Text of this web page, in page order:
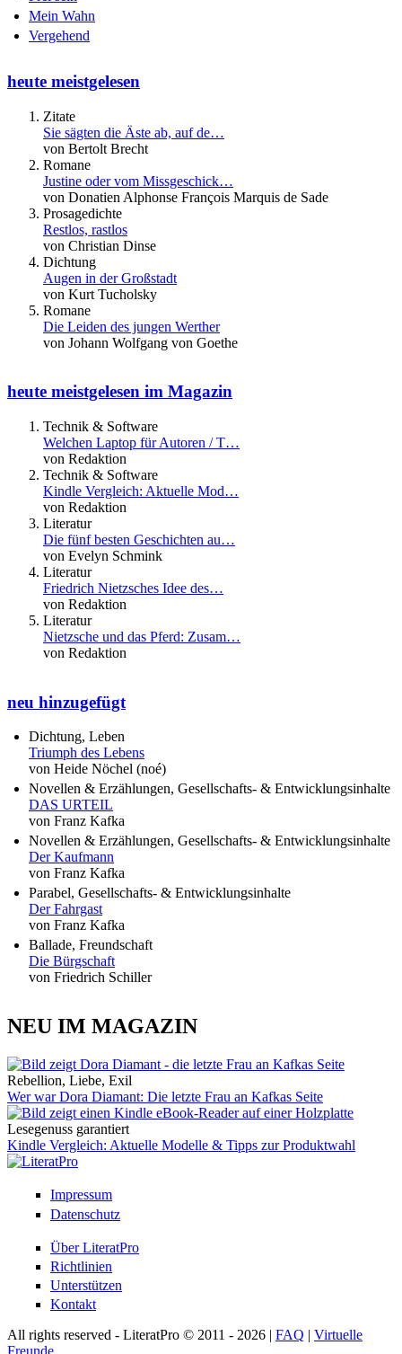
Mein Wahn
Vergehend
heute meistgelesen
Zitate
Sie sägten die Äste ab, auf de…
von Bertolt Brecht
Romane
Justine oder vom Missgeschick…
von Donatien Alphonse François Marquis de Sade
Prosagedichte
Restlos, rastlos
von Christian Dinse
Dichtung
Augen in der Großstadt
von Kurt Tucholsky
Romane
Die Leiden des jungen Werther
von Johann Wolfgang von Goethe
heute meistgelesen im Magazin
Technik & Software
Welchen Laptop für Autoren / T…
von Redaktion
Technik & Software
Kindle Vergleich: Aktuelle Mod…
von Redaktion
Literatur
Die fünf besten Geschichten au…
von Evelyn Schmink
Literatur
Friedrich Nietzsches Idee des…
von Redaktion
Literatur
Nietzsche und das Pferd: Zusam…
von Redaktion
neu hinzugefügt
Dichtung, Leben
Triumph des Lebens
von Heide Nöchel (noé)
Novellen & Erzählungen, Gesellschafts- & Entwicklungsinhalte
DAS URTEIL
von Franz Kafka
Novellen & Erzählungen, Gesellschafts- & Entwicklungsinhalte
Der Kaufmann
von Franz Kafka
Parabel, Gesellschafts- & Entwicklungsinhalte
Der Fahrgast
von Franz Kafka
Ballade, Freundschaft
Die Bürgschaft
von Friedrich Schiller
NEU IM MAGAZIN
Rebellion, Liebe, Exil
Wer war Dora Diamant: Die letzte Frau an Kafkas Seite
Lesegenuss garantiert
Kindle Vergleich: Aktuelle Modelle & Tipps zur Produktwahl
Impressum
Datenschutz
Über LiteratPro
Richtlinien
Unterstützen
Kontakt
All rights reserved - LiteratPro © 2011 - 2026 | FAQ | Virtuelle